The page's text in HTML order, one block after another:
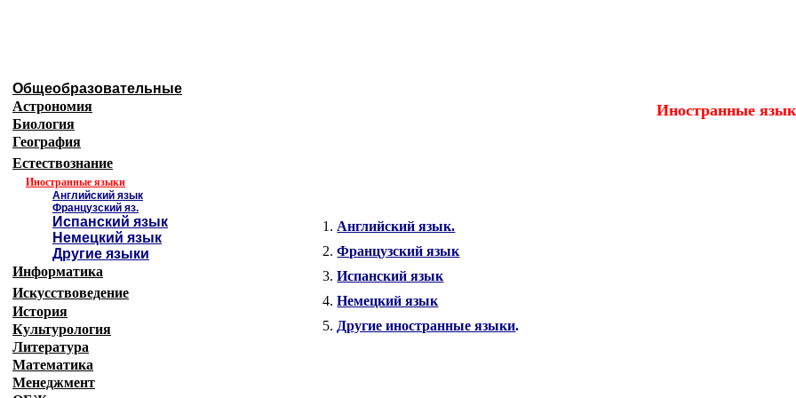
Иностранные
1. Английский язык.
2.Французский язык
3.Испанский язык
4.Немецкий язык
5. Другие иностранные языки.
Общеобразовательные
Астрономия
Биология
География
Естествознание
Иностранные языки
Английский язык
Французский яз.
Испанский язык
Немецкий язык
Другие языки
Информатика
Искусствоведение
История
Культурология
Литература
Математика
Менеджмент